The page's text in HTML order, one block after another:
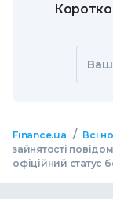
Finance.ua / Всі
зайнятості
офіційний статус